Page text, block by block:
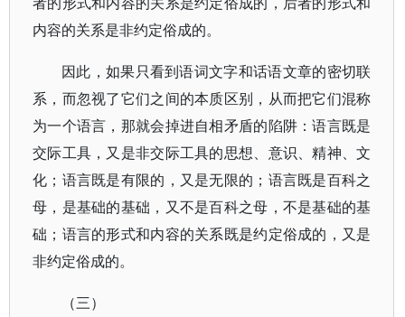
内容的关系是非约定俗成的。
因此，如果只看到语词文字和话语文章的密切联
系，而忽视了它们之间的本质区别，从而把它们混称
为一个语言，那就会掉进自相矛盾的陷阱：语言既是
交际工具，又是非交际工具的思想、意识、精神、文
化；语言既是有限的，又是无限的；语言既是百科之
母，是基础的基础，又不是百科之母，不是基础的基
础；语言的形式和内容的关系既是约定俗成的，又是
非约定俗成的。
（三）